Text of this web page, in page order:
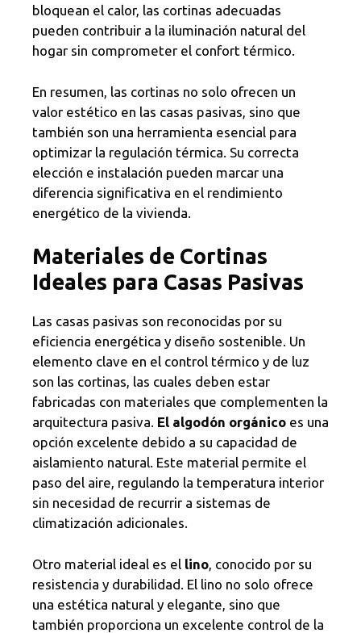
bloquean el calor, las cortinas adecuadas
pueden contribuir a la iluminación natural del
hogar sin comprometer el confort térmico.
En resumen, las cortinas no solo ofrecen un
valor estético en las casas pasivas, sino que
también son una herramienta esencial para
optimizar la regulación térmica. Su correcta
elección e instalación pueden marcar una
diferencia significativa en el rendimiento
energético de la vivienda.
Materiales de Cortinas
Ideales para Casas Pasivas
Las casas pasivas son reconocidas por su
eficiencia energética y diseño sostenible. Un
elemento clave en el control térmico y de luz
son las cortinas, las cuales deben estar
fabricadas con materiales que complementen la
arquitectura pasiva. El algodón orgánico es una
opción excelente debido a su capacidad de
aislamiento natural. Este material permite el
paso del aire, regulando la temperatura interior
sin necesidad de recurrir a sistemas de
climatización adicionales.
Otro material ideal es el lino , conocido por su
resistencia y durabilidad. El lino no solo ofrece
una estética natural y elegante, sino que
también proporciona un excelente control de la